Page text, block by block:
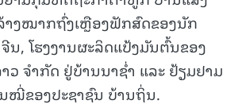
ລ້າງໝາກຖົ່ງເຫຼືອງຟັກສົດຂອງນັກ
ນ, ໂຮງງານຜະລິດແປ້ງມັນຕົ້ນຂອງ
ຈໍາກັດ ຢູ່ບ້ານນາຊໍ່າ ແລະ ຢ້ຽມຢາມ
ນໝີ່ຂອງປະຊາຊົນ ບ້ານຖິ່ນ.